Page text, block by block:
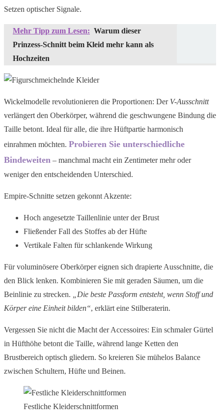
Setzen optischer Signale.
Mehr Tipp zum Lesen: Warum dieser
Prinzess-Schnitt beim Kleid mehr kann als
Hochzeiten
Wickelmodelle revolutionieren die Proportionen: Der V-Ausschnitt
verlängert den Oberkörper, während die geschwungene Bindung die
Taille betont. Ideal für alle, die ihre Hüftpartie harmonisch
einrahmen möchten. Probieren Sie unterschiedliche
Bindeweiten – manchmal macht ein Zentimeter mehr oder
weniger den entscheidenden Unterschied.
Empire-Schnitte setzen gekonnt Akzente:
Hoch angesetzte Taillenlinie unter der Brust
Fließender Fall des Stoffes ab der Hüfte
Vertikale Falten für schlankende Wirkung
Für voluminösere Oberkörper eignen sich drapierte Ausschnitte, die
den Blick lenken. Kombinieren Sie mit geraden Säumen, um die
Beinlinie zu strecken.
„Die beste Passform entsteht, wenn Stoff und
Körper eine Einheit bilden“, erklärt eine Stilberaterin.
Vergessen Sie nicht die Macht der Accessoires: Ein schmaler Gürtel
in Hüfthöhe betont die Taille, während lange Ketten den
Brustbereich optisch gliedern. So kreieren Sie mühelos Balance
zwischen Schultern, Hüfte und Beinen.
Festliche Kleiderschnittformen